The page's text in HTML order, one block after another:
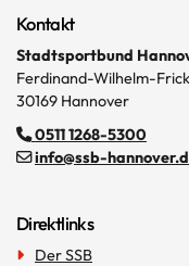
Kontakt
Stadtsportbund
Ferdinand-Wilhelm-
30169 Hannover
0511 1268-5300
info@ssb-
Direktlinks
Der SSB